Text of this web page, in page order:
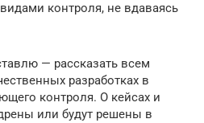
контроля, не вдаваясь
— рассказать всем
разработках в
контроля. О кейсах и
или будут решены в